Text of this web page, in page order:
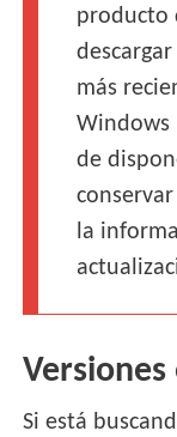
producto
más
Windows
de
la
Si está